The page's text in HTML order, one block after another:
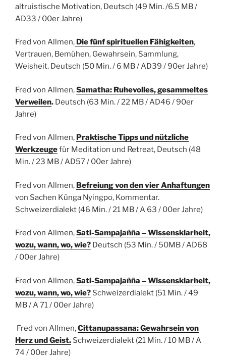
altruistische Motivation, Deutsch (49 Min. /6.5 MB /
AD33 / 00er Jahre)
Fred von Allmen, Die fünf spirituellen Fähigkeiten,
Vertrauen, Bemühen, Gewahrsein, Sammlung,
Weisheit. Deutsch (50 Min. / 6 MB / AD39 / 90er Jahre)
Fred von Allmen,Samatha: Ruhevolles, gesammeltes
Verweilen. Deutsch (63 Min. / 22 MB / AD46 / 90er
Jahre)
Fred von Allmen, Praktische Tipps und nützliche
Werkzeugefür Meditation und Retreat, Deutsch (48
Min. / 23 MB / AD57 / 00er Jahre)
Fred von Allmen, Befreiung von den vier Anhaftungen
von Sachen Künga Nyingpo, Kommentar.
Schweizerdialekt (46 Min. / 21 MB / A 63 / 00er Jahre)
Fred von Allmen,Sati-Sampajañña – Wissensklarheit,
wozu, wann, wo, wie? Deutsch (53 Min. / 50MB / AD68
/ 00er Jahre)
Fred von Allmen,Sati-Sampajañña – Wissensklarheit,
wozu, wann, wo, wie? Schweizerdialekt (51 Min. / 49
MB / A 71 / 00er Jahre)
Fred von Allmen,Cittanupassana: Gewahrsein von
Herz und Geist. Schweizerdialekt (21 Min. / 10 MB / A
74 / 00er Jahre)